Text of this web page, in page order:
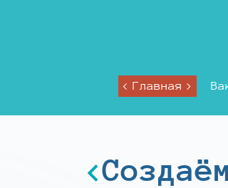
Главная